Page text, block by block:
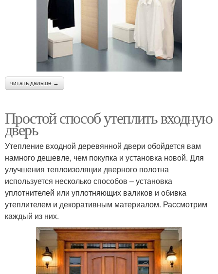
читать дальше →
Простой способ утеплить входную
дверь
Утепление входной деревянной двери обойдется вам
намного дешевле, чем покупка и установка новой. Для
улучшения теплоизоляции дверного полотна
используется несколько способов – установка
уплотнителей или уплотняющих валиков и обивка
утеплителем и декоративным материалом. Рассмотрим
каждый из них.